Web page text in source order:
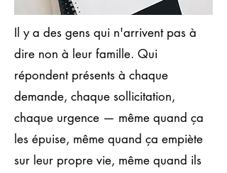
Il y a des gens qui n'arrivent pas à
dire non à leur famille. Qui
répondent présents à chaque
demande, chaque sollicitation,
chaque urgence — même quand ça
les épuise, même quand ça empiète
sur leur propre vie, même quand ils